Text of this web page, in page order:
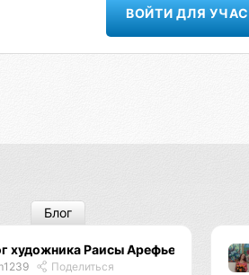
ВОЙТИ ДЛЯ
художника Раисы Арефьевой
Поделиться
Блог